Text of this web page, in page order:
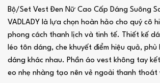
Bộ/Set Vest Đen Nữ Cao Cấp Dáng Suông
VADLADY là lựa chọn hoàn hảo cho quý cô
phong cách thanh lịch và tinh tế. Thiết kế
léo tôn dáng, che khuyết điểm hiệu quả, phù
dáng khác nhau. Phần áo vest không tay
eo nhẹ nhàng tạo nên vẻ ngoài thanh thoát